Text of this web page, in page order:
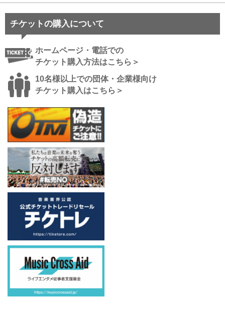
チケットの購入について
ホームページ・電話での
チケット購入方法はこちら＞
10名様以上での団体・企業様向け
チケット購入はこちら＞